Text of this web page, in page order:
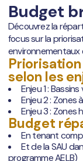
Budget
Découvrez la
focus sur la
environnementaux
selon les
Enjeu 1 :
Enjeu 2 : Zones
Enjeu 3 : Zones
Budget
En tenant
Et de la SAU
programme AELB)